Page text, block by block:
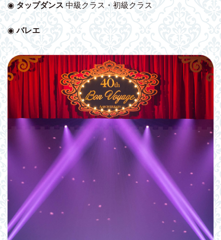
◉タップダンス 中級クラス・初級クラス
◉バレエ